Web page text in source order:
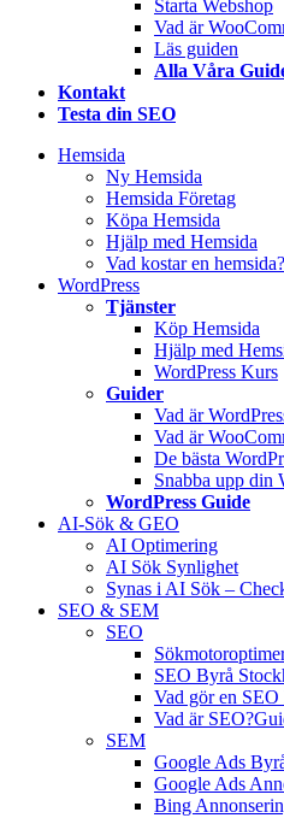
Starta Webshop
Vad är
Läs guiden
Alla Våra
Kontakt
Testa din SEO
Hemsida
Ny Hemsida
Hemsida Företag
Köpa Hemsida
Hjälp med Hemsida
Vad kostar en hemsida?
WordPress
Tjänster
Köp Hemsida
Hjälp med
WordPress Kurs
Guider
Vad är
Vad är
De bästa
Snabba upp din
WordPress Guide
AI-Sök & GEO
AI Optimering
AI Sök Synlighet
Synas i AI Sök –
SEO & SEM
SEO
SEO Byrå
Vad gör en
Vad är SEO?
SEM
Google Ads
Google Ads
Bing